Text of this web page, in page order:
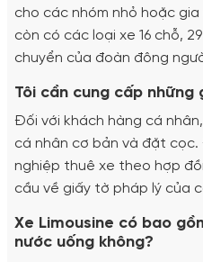
cho các nhóm nhỏ hoặc
còn có các loại xe 16 chỗ,
chuyển của đoàn đông
Tôi cần cung cấp những
Đối với khách hàng cá
cá nhân cơ bản và đặt
nghiệp thuê xe theo hợp
cầu về giấy tờ pháp lý của
Xe Limousine có bao
nước uống không?